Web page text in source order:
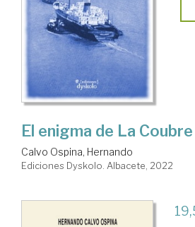
El enigma de La Coubre
Calvo Ospina, Hernando
Ediciones Dyskolo. Albacete, 2022